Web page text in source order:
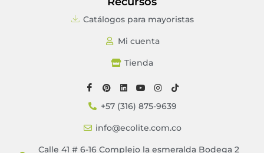
Catálogos para mayoristas
Mi cuenta
Tienda
+57 (316) 875-9639
info@ecolite.com.co
Calle 41 # 6-16 Complejo la esmeralda Bodega 2